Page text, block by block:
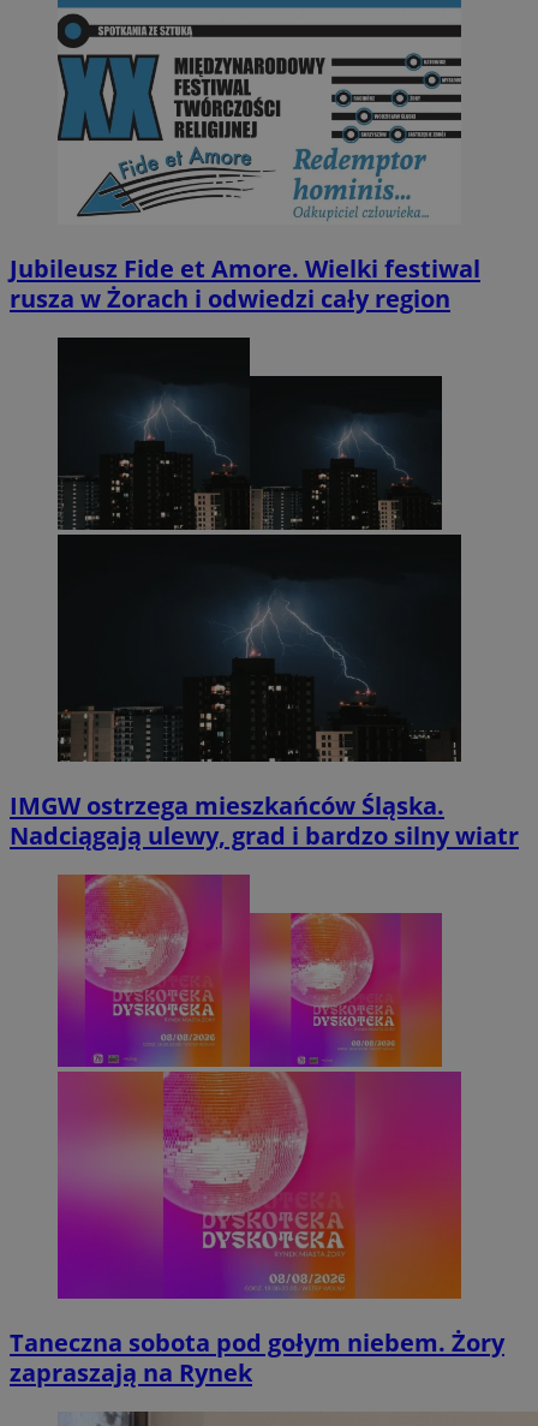
Jubileusz Fide et Amore. Wielki festiwal
rusza w Żorach i odwiedzi cały region
IMGW ostrzega mieszkańców Śląska.
Nadciągają ulewy, grad i bardzo silny wiatr
Taneczna sobota pod gołym niebem. Żory
zapraszają na Rynek